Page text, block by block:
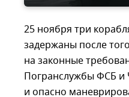
25 ноября три
задержаны после
на законные
Погранслужбы ФСБ и
и опасно